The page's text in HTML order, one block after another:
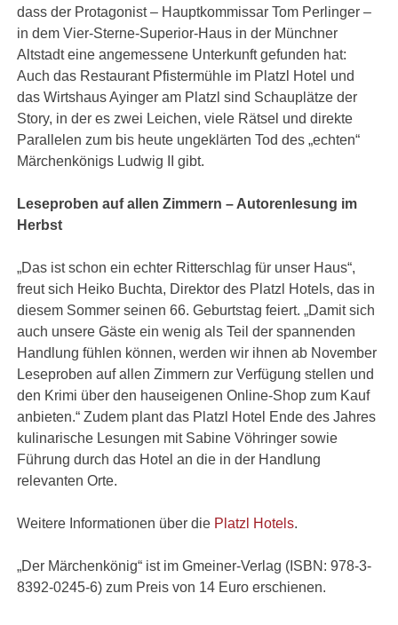
dass der Protagonist – Hauptkommissar Tom Perlinger –
in dem Vier-Sterne-Superior-Haus in der Münchner
Altstadt eine angemessene Unterkunft gefunden hat:
Auch das Restaurant Pfistermühle im Platzl Hotel und
das Wirtshaus Ayinger am Platzl sind Schauplätze der
Story, in der es zwei Leichen, viele Rätsel und direkte
Parallelen zum bis heute ungeklärten Tod des „echten“
Märchenkönigs Ludwig II gibt.
Leseproben auf allen Zimmern – Autorenlesung im
Herbst
„Das ist schon ein echter Ritterschlag für unser Haus“,
freut sich Heiko Buchta, Direktor des Platzl Hotels, das in
diesem Sommer seinen 66. Geburtstag feiert. „Damit sich
auch unsere Gäste ein wenig als Teil der spannenden
Handlung fühlen können, werden wir ihnen ab November
Leseproben auf allen Zimmern zur Verfügung stellen und
den Krimi über den hauseigenen Online-Shop zum Kauf
anbieten.“ Zudem plant das Platzl Hotel Ende des Jahres
kulinarische Lesungen mit Sabine Vöhringer sowie
Führung durch das Hotel an die in der Handlung
relevanten Orte.
Weitere Informationen über die Platzl Hotels.
„Der Märchenkönig“ ist im Gmeiner-Verlag (ISBN: 978-3-
8392-0245-6) zum Preis von 14 Euro erschienen.